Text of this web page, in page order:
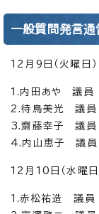
一般質問発言通
12月9日（火曜日）
1.内田あや 議員
2.待鳥美光 議員
3.齋藤幸子 議員
4.内山恵子 議員
12月10日（水曜日
1.赤松祐造 議員